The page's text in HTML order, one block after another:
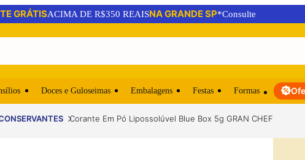
GRÁTISACIMA DE R$350 REAISNA GRANDE SP*Consulte
Doces e Guloseimas Embalagens Festas Formas
Corante Em Pó Lipossolúvel Blue Box 5g GRAN CHEF